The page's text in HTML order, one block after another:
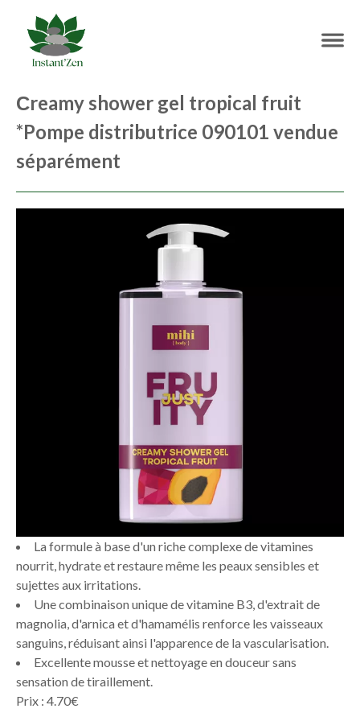
Сreamy shower gel tropical fruit
*Pompe distributrice 090101 vendue
séparément
La formule à base d'un riche complexe de vitamines
nourrit, hydrate et restaure même les peaux sensibles et
sujettes aux irritations.
Une combinaison unique de vitamine B3, d'extrait de
magnolia, d'arnica et d'hamamélis renforce les vaisseaux
sanguins, réduisant ainsi l'apparence de la vascularisation.
Excellente mousse et nettoyage en douceur sans
sensation de tiraillement.
Prix : 4.70€